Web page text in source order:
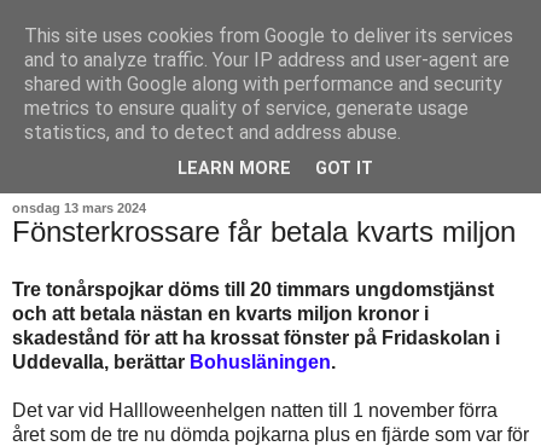
onsdag 13 mars 2024
Fönsterkrossare får betala kvarts miljon
Tre tonårspojkar döms till 20 timmars ungdomstjänst
och att betala nästan en kvarts miljon kronor i
skadestånd för att ha krossat fönster på Fridaskolan i
Uddevalla, berättar Bohusläningen.
Det var vid Hallloweenhelgen natten till 1 november förra
året som de tre nu dömda pojkarna plus en fjärde som var för
This site uses cookies from Google to deliver its services
and to analyze traffic. Your IP address and user-agent are
shared with Google along with performance and security
metrics to ensure quality of service, generate usage
statistics, and to detect and address abuse.
LEARN MORE GOT IT